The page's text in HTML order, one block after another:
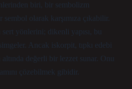
biri, bir sembolizm
sembol olarak karşımıza çıkabilir.
sert yönlerini; dikenli yapısı, bu
Ancak iskorpit, tıpkı edebi
değerli bir lezzet sunar. Onu
çözebilmek gibidir.